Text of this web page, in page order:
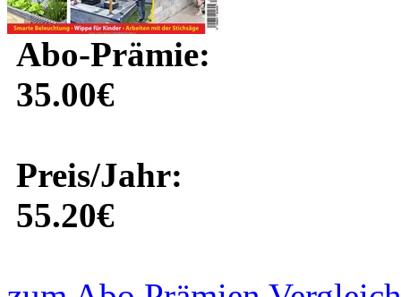
Abo-Prämie:
35.00€
Preis/Jahr:
55.20€